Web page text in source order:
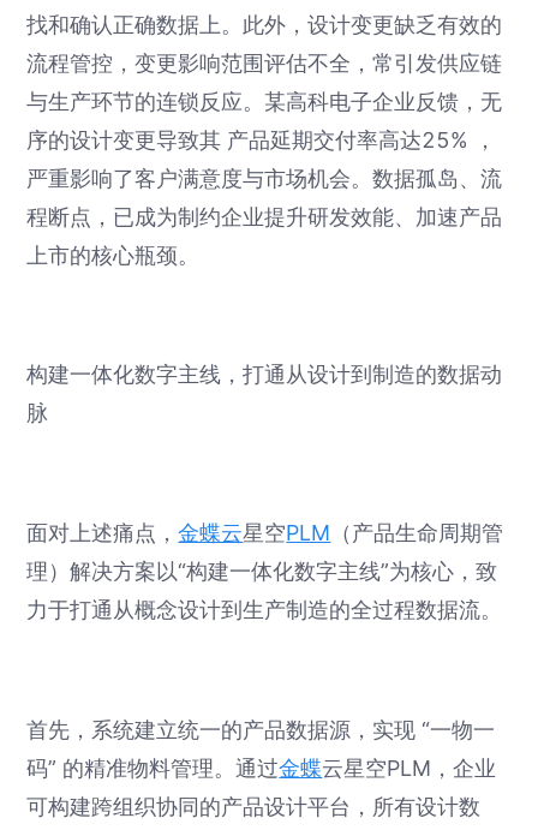
找和确认正确数据上。此外，设计变更缺乏有效的
流程管控，变更影响范围评估不全，常引发供应链
与生产环节的连锁反应。某高科电子企业反馈，无
序的设计变更导致其 产品延期交付率高达25% ，
严重影响了客户满意度与市场机会。数据孤岛、流
程断点，已成为制约企业提升研发效能、加速产品
上市的核心瓶颈。
构建一体化数字主线，打通从设计到制造的数据动
脉
面对上述痛点，金蝶云星空PLM （产品生命周期管
理）解决方案以“构建一体化数字主线”为核心，致
力于打通从概念设计到生产制造的全过程数据流。
首先，系统建立统一的产品数据源，实现 “一物一
码” 的精准物料管理。通过金蝶云星空PLM，企业
可构建跨组织协同的产品设计平台，所有设计数